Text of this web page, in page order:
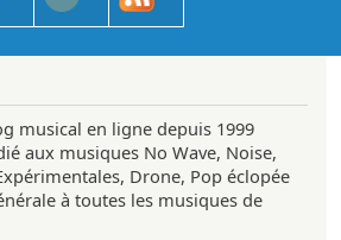
musical en ligne depuis 1999
aux musiques No Wave, Noise,
Drone, Pop éclopée
à toutes les musiques de